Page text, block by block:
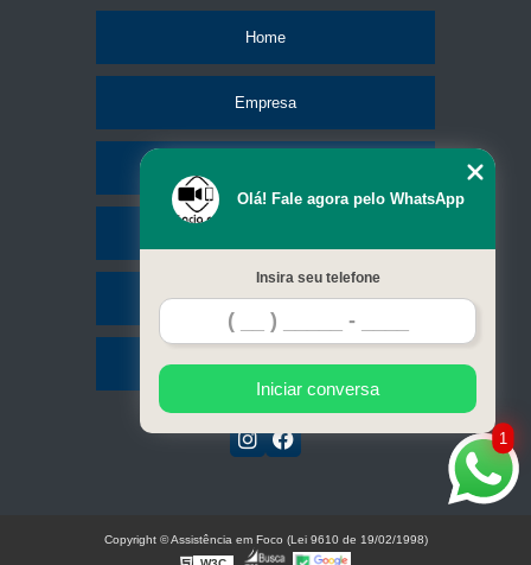
Home
Empresa
Contato
Mapa do site
1
Olá! Fale agora pelo WhatsApp
Insira seu telefone
Iniciar conversa
Copyright © Assistência em Foco (Lei 9610 de 19/02/1998)